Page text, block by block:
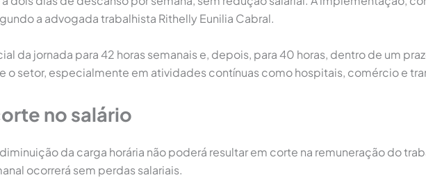
a advogada trabalhista Rithelly Eunilia Cabral.
da jornada para 42 horas semanais e, depois, para 40 horas, dentro de um
o setor, especialmente em atividades contínuas como hospitais, comércio e
no salário
da carga horária não poderá resultar em corte na remuneração do
ocorrerá sem perdas salariais.